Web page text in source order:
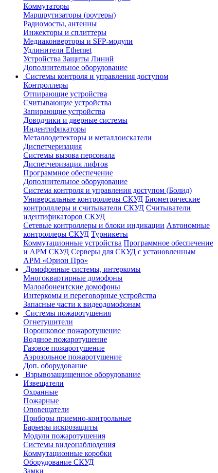
Коммутаторы
Маршрутизаторы (роутеры)
Радиомосты, антенны
Инжекторы и сплиттеры
Медиаконверторы и SFP-модули
Удлинители Ethernet
Устройства Защиты Линий
Дополнительное оборудование
Системы контроля и управления доступом
Контроллеры
Отпирающие устройства
Считывающие устройства
Запирающие устройства
Доводчики и дверные системы
Индентификаторы
Металлодетекторы и металлоискатели
Диспетчеризация
Системы вызова персонала
Диспетчеризация лифтов
Программное обеспечение
Дополнительное оборудование
Система контроля и управления доступом (Болид)
Универсальные контроллеры СКУД Биометрические
контролллеры и считыватели СКУД Считыватели
идентификаторов СКУД
Сетевые контроллеры и блоки индикации Автономные
контроллеры СКУД Турникеты
Коммутационные устройства Программное обеспечение
и АРМ СКУД Серверы для СКУД с установленным
АРМ «Орион Про»
Домофонные системы, интеркомы
Многоквартирные домофоны
Малоабонентские домофоны
Интеркомы и переговорные устройства
Запасные части к видеодомофонам
Системы пожаротушения
Огнетушители
Порошковое пожаротушение
Водяное пожаротушение
Газовое пожаротушение
Аэрозольное пожаротушение
Доп. оборудование
Взрывозащищенное оборудование
Извещатели
Охранные
Пожарные
Оповещатели
Приборы приемно-контрольные
Барьеры искрозащиты
Модули пожаротушения
Системы видеонаблюдения
Коммутационные коробки
Оборудование СКУД
Замки